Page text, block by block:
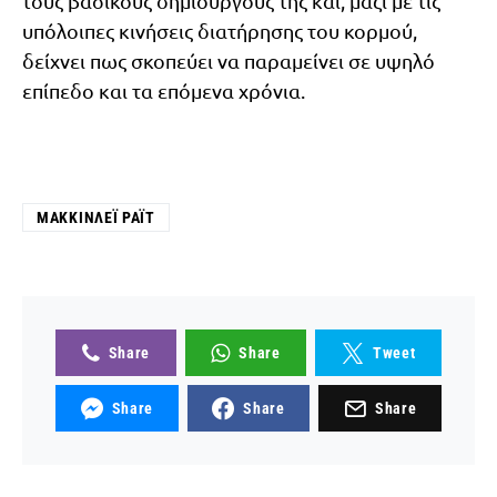
υπόλοιπες κινήσεις διατήρησης του κορμού,
δείχνει πως σκοπεύει να παραμείνει σε υψηλό
επίπεδο και τα επόμενα χρόνια.
ΜΑΚΚΊΝΛΕΪ ΡΆΙΤ
Share Share Tweet
Share Share Share